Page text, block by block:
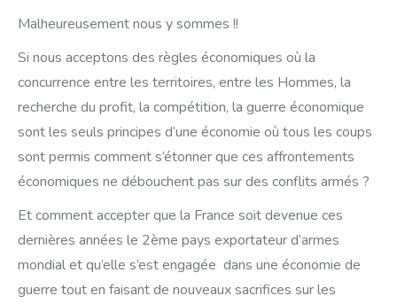
Malheureusement nous y sommes !!
Si nous acceptons des règles économiques où la
concurrence entre les territoires, entre les Hommes, la
recherche du profit, la compétition, la guerre économique
sont les seuls principes d’une économie où tous les coups
sont permis comment s’étonner que ces affrontements
économiques ne débouchent pas sur des conflits armés ?
Et comment accepter que la France soit devenue ces
dernières années le 2ème pays exportateur d’armes
mondial et qu’elle s’est engagée dans une économie de
guerre tout en faisant de nouveaux sacrifices sur les